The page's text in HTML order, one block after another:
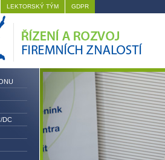
LEKTORSKÝ TÝM GDPR
DC